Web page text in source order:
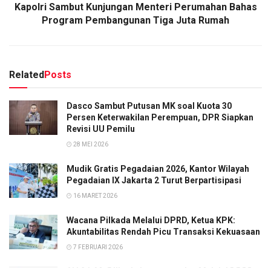
Kapolri Sambut Kunjungan Menteri Perumahan Bahas
Program Pembangunan Tiga Juta Rumah
RelatedPosts
Dasco Sambut Putusan MK soal Kuota 30
Persen Keterwakilan Perempuan, DPR Siapkan
Revisi UU Pemilu
28 MEI 2026
Mudik Gratis Pegadaian 2026, Kantor Wilayah
Pegadaian IX Jakarta 2 Turut Berpartisipasi
16 MARET 2026
Wacana Pilkada Melalui DPRD, Ketua KPK:
Akuntabilitas Rendah Picu Transaksi Kekuasaan
7 FEBRUARI 2026